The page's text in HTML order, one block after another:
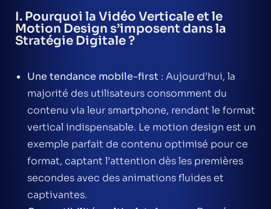
I. Pourquoi la Vidéo Verticale et le
Motion Design s’imposent dans la
Stratégie Digitale ?
Une tendance mobile-first : Aujourd’hui, la
majorité des utilisateurs consomment du
contenu via leur smartphone, rendant le format
vertical indispensable. Le motion design est un
exemple parfait de contenu optimisé pour ce
format, captant l’attention dès les premières
secondes avec des animations fluides et
captivantes.